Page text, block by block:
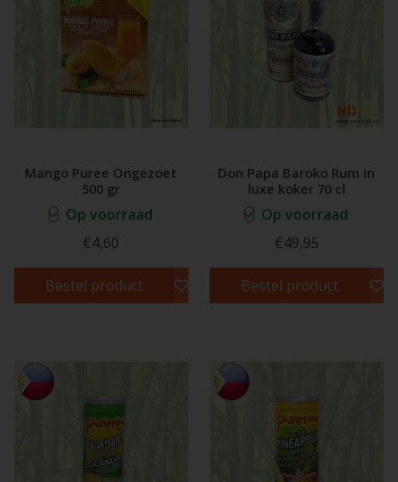
Mango Puree Ongezoet
500 gr
Op voorraad
€4,60
Bestel product
Don Papa Baroko Rum in
luxe koker 70 cl
Op voorraad
€49,95
Bestel product